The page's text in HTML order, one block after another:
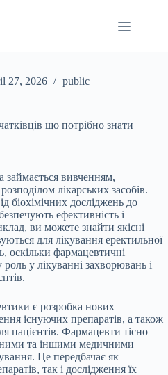
що потрібно
27, 2026 public
що потрібно знати
вивченням,
лікарських засобів.
біохімічних досліджень до
ефективність і
ви можете знайти якісні
для лікування еректильної
оскільки фармацевтичні
у лікуванні захворювань і
є розробка нових
існуючих препаратів, а також
пацієнтів. Фармацевти тісно
та іншими медичними
Це передбачає як
так і дослідження їх